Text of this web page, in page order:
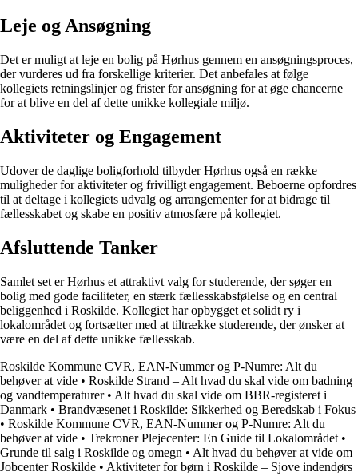
Leje og Ansøgning
Det er muligt at leje en bolig på Hørhus gennem en ansøgningsproces,
der vurderes ud fra forskellige kriterier. Det anbefales at følge
kollegiets retningslinjer og frister for ansøgning for at øge chancerne
for at blive en del af dette unikke kollegiale miljø.
Aktiviteter og Engagement
Udover de daglige boligforhold tilbyder Hørhus også en række
muligheder for aktiviteter og frivilligt engagement. Beboerne opfordres
til at deltage i kollegiets udvalg og arrangementer for at bidrage til
fællesskabet og skabe en positiv atmosfære på kollegiet.
Afsluttende Tanker
Samlet set er Hørhus et attraktivt valg for studerende, der søger en
bolig med gode faciliteter, en stærk fællesskabsfølelse og en central
beliggenhed i Roskilde. Kollegiet har opbygget et solidt ry i
lokalområdet og fortsætter med at tiltrække studerende, der ønsker at
være en del af dette unikke fællesskab.
Roskilde Kommune CVR, EAN-Nummer og P-Numre: Alt du
behøver at vide • Roskilde Strand – Alt hvad du skal vide om badning
og vandtemperaturer• Alt hvad du skal vide om BBR-registeret i
Danmark • Brandvæsenet i Roskilde: Sikkerhed og Beredskab i Fokus
• Roskilde Kommune CVR, EAN-Nummer og P-Numre: Alt du
behøver at vide • Trekroner Plejecenter: En Guide til Lokalområdet •
Grunde til salg i Roskilde og omegn • Alt hvad du behøver at vide om
Jobcenter Roskilde • Aktiviteter for børn i Roskilde – Sjove indendørs